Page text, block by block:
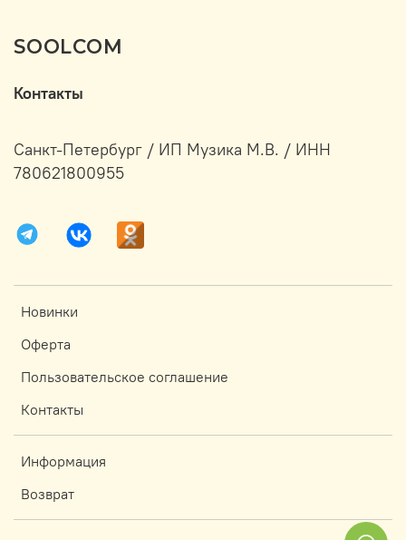
SOOLCOM
Новинки
Оферта
Пользовательское соглашение
Контакты
Информация
Возврат
Контакты
Санкт-Петербург / ИП Музика М.В. / ИНН
780621800955